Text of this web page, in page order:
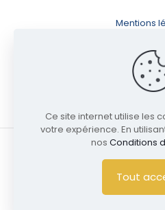
Mentions
Politique de
Ce site internet utilise les
votre expérience. En
nos Conditions
Tout